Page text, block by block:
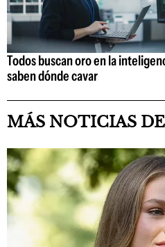
Todos buscan oro en la
saben dónde cavar
MÁS NOTICIAS